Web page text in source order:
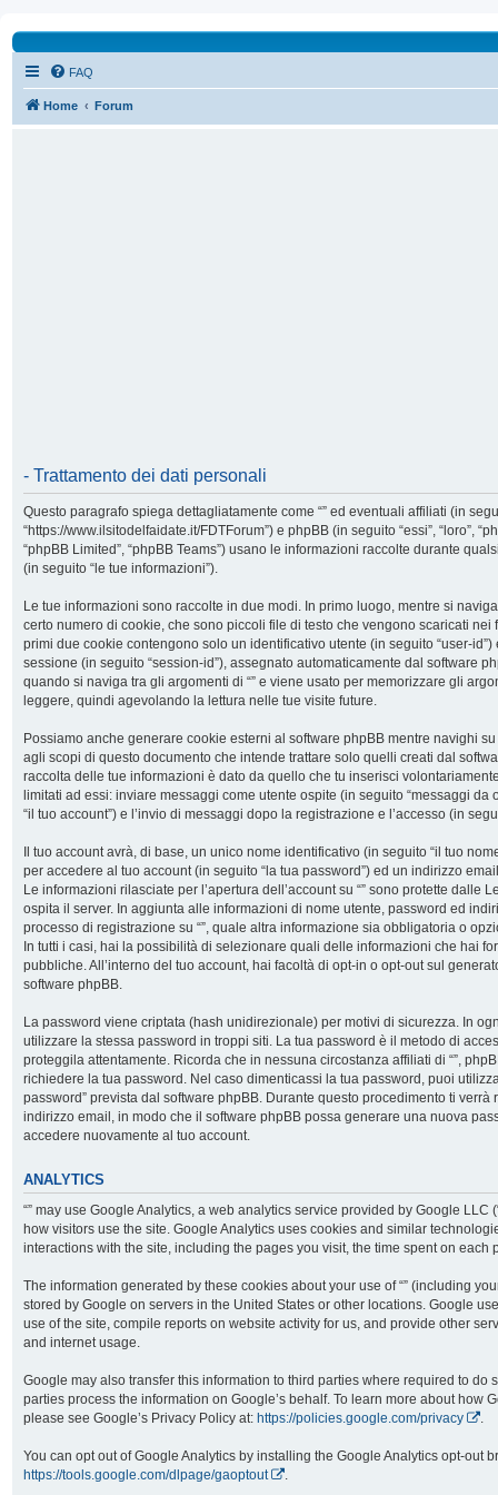
FAQ
Home Forum
- Trattamento dei dati personali
Questo paragrafo spiega dettagliatamente come “” ed eventuali affiliati (in
“https://www.ilsitodelfaidate.it/FDTForum”) e phpBB (in seguito “essi”, “loro”,
“phpBB Limited”, “phpBB Teams”) usano le informazioni raccolte durante
(in seguito “le tue informazioni”).
Le tue informazioni sono raccolte in due modi. In primo luogo, mentre si
certo numero di cookie, che sono piccoli file di testo che vengono scaricati nei
primi due cookie contengono solo un identificativo utente (in seguito “user-
sessione (in seguito “session-id”), assegnato automaticamente dal software
quando si naviga tra gli argomenti di “” e viene usato per memorizzare gli
leggere, quindi agevolando la lettura nelle tue visite future.
Possiamo anche generare cookie esterni al software phpBB mentre navighi
agli scopi di questo documento che intende trattare solo quelli creati dal
raccolta delle tue informazioni è dato da quello che tu inserisci
limitati ad essi: inviare messaggi come utente ospite (in seguito “messaggi da
“il tuo account”) e l’invio di messaggi dopo la registrazione e l’accesso (in
Il tuo account avrà, di base, un unico nome identificativo (in seguito “il tuo
per accedere al tuo account (in seguito “la tua password”) ed un indirizzo
Le informazioni rilasciate per l’apertura dell’account su “” sono protette dalle
ospita il server. In aggiunta alle informazioni di nome utente, password ed
processo di registrazione su “”, quale altra informazione sia obbligatoria o
In tutti i casi, hai la possibilità di selezionare quali delle informazioni che hai
pubbliche. All’interno del tuo account, hai facoltà di opt-in o opt-out sul
software phpBB.
La password viene criptata (hash unidirezionale) per motivi di sicurezza. In
utilizzare la stessa password in troppi siti. La tua password è il metodo di
proteggila attentamente. Ricorda che in nessuna circostanza affiliati di “”,
richiedere la tua password. Nel caso dimenticassi la tua password, puoi
password” prevista dal software phpBB. Durante questo procedimento ti verrà
indirizzo email, in modo che il software phpBB possa generare una nuova
accedere nuovamente al tuo account.
ANALYTICS
“” may use Google Analytics, a web analytics service provided by Google LLC
how visitors use the site. Google Analytics uses cookies and similar
interactions with the site, including the pages you visit, the time spent on each
The information generated by these cookies about your use of “” (including
stored by Google on servers in the United States or other locations. Google
use of the site, compile reports on website activity for us, and provide other
and internet usage.
Google may also transfer this information to third parties where required to do
parties process the information on Google’s behalf. To learn more about how
please see Google’s Privacy Policy at: https://policies.google.com/privacy
You can opt out of Google Analytics by installing the Google Analytics opt-out
https://tools.google.com/dlpage/gaoptout
.